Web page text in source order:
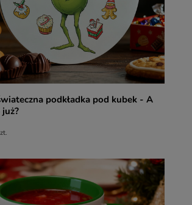
podkładka pod kubek - A
już?